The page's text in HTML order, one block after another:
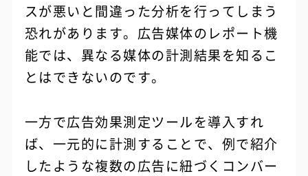
スが悪いと間違った分析を行ってしまう
恐れがあります。広告媒体のレポート機
能では、異なる媒体の計測結果を知るこ
とはできないのです。
一方で広告効果測定ツールを導入すれ
ば、一元的に計測することで、例で紹介
したような複数の広告に紐づくコンバー